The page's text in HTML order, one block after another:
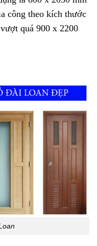
công theo kích thước
quá 900 x 2200